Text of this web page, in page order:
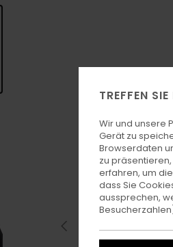
TREFFEN
Wir und unsere
Gerät zu
Browserdaten
zu
erfahren, um
dass Sie
aussprechen,